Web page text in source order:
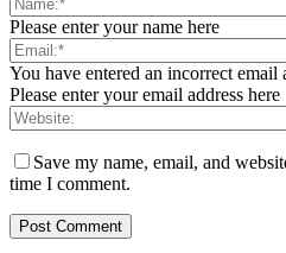
Please enter your name here
You have entered an incorrect email
Please enter your email address here
Save my name, email, and
time I comment.